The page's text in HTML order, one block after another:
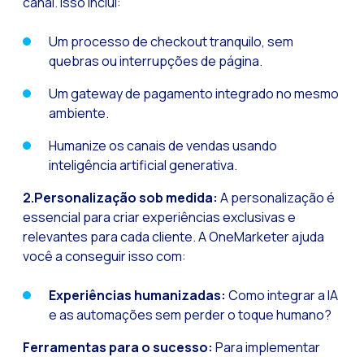
Recapitulando a
​​Catálogo
Aumentando a
Validação
Um processo de checkout tranquilo, sem
quebras ou interrupções de página.
Um gateway de pagamento integrado no mesmo
ambiente.
Humanize os canais de vendas usando
inteligência artificial generativa.
2.Personalização sob medida: A personalização é
essencial para criar experiências exclusivas e
relevantes para cada cliente. A OneMarketer ajuda
você a conseguir isso com:
Experiências humanizadas: Como integrar a IA
e as automações sem perder o toque humano?
Ferramentas para o sucesso: Para implementar